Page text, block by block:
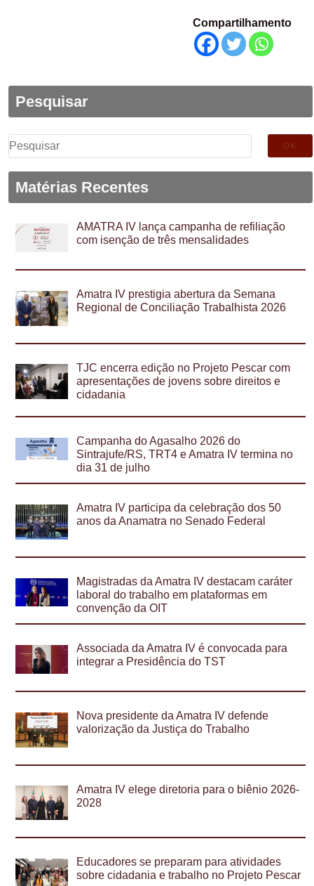
Compartilhamento
Pesquisar
Pesquisar
por:
Matérias Recentes
AMATRA IV lança campanha de refiliação
com isenção de três mensalidades
Amatra IV prestigia abertura da Semana
Regional de Conciliação Trabalhista 2026
TJC encerra edição no Projeto Pescar com
apresentações de jovens sobre direitos e
cidadania
Campanha do Agasalho 2026 do
Sintrajufe/RS, TRT4 e Amatra IV termina no
dia 31 de julho
Amatra IV participa da celebração dos 50
anos da Anamatra no Senado Federal
Magistradas da Amatra IV destacam caráter
laboral do trabalho em plataformas em
convenção da OIT
Associada da Amatra IV é convocada para
integrar a Presidência do TST
Nova presidente da Amatra IV defende
valorização da Justiça do Trabalho
Amatra IV elege diretoria para o biênio 2026-
2028
Educadores se preparam para atividades
sobre cidadania e trabalho no Projeto Pescar